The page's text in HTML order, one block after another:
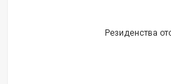
Резиденства